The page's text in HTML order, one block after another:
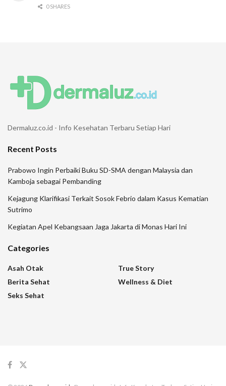
0 SHARES
Dermaluz.co.id - Info Kesehatan Terbaru Setiap Hari
Recent Posts
Prabowo Ingin Perbaiki Buku SD-SMA dengan Malaysia dan
Kamboja sebagai Pembanding
Kejagung Klarifikasi Terkait Sosok Febrio dalam Kasus Kematian
Sutrimo
Kegiatan Apel Kebangsaan Jaga Jakarta di Monas Hari Ini
Categories
Asah Otak
Berita Sehat
Seks Sehat
True Story
Wellness & Diet